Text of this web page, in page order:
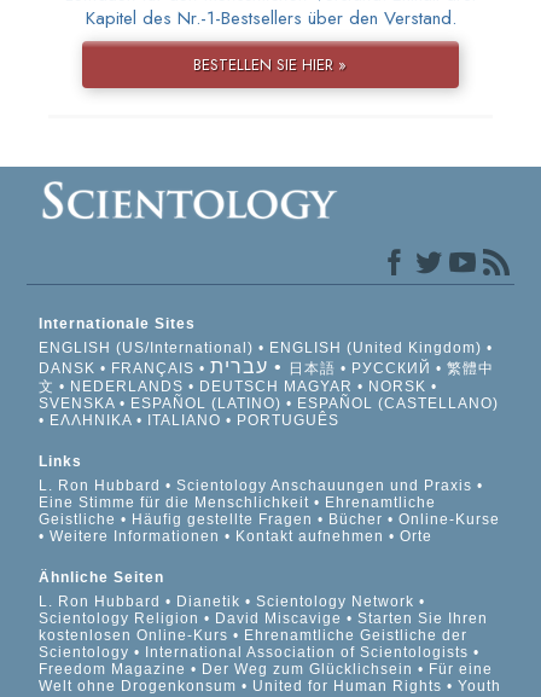
Kapitel des Nr.-1-Bestsellers über den Verstand.
BESTELLEN SIE HIER »
Internationale Sites
ENGLISH (US/International)
ENGLISH (United Kingdom)
DANSK
FRANÇAIS עברית 日本語 РУССКИЙ
繁體中
文
NEDERLANDS DEUTSCH MAGYAR
NORSK
SVENSKA
ESPAÑOL (LATINO)
ESPAÑOL (CASTELLANO)
ΕΛΛΗΝΙΚA
ITALIANO PORTUGUÊS
Links
L. Ron Hubbard
Scientology Anschauungen und Praxis
Eine Stimme für die Menschlichkeit
Ehrenamtliche
Geistliche
Häufig gestellte Fragen Bücher
Online-Kurse
Weitere Informationen
Kontakt aufnehmen Orte
Ähnliche Seiten
L. Ron Hubbard
Dianetik
Scientology Network
Scientology Religion
David Miscavige
Starten Sie Ihren
kostenlosen Online-Kurs
Ehrenamtliche Geistliche der
Scientology
International Association of Scientologists
Freedom Magazine
Der Weg zum Glücklichsein
Für eine
Welt ohne Drogenkonsum
United for Human Rights
Youth